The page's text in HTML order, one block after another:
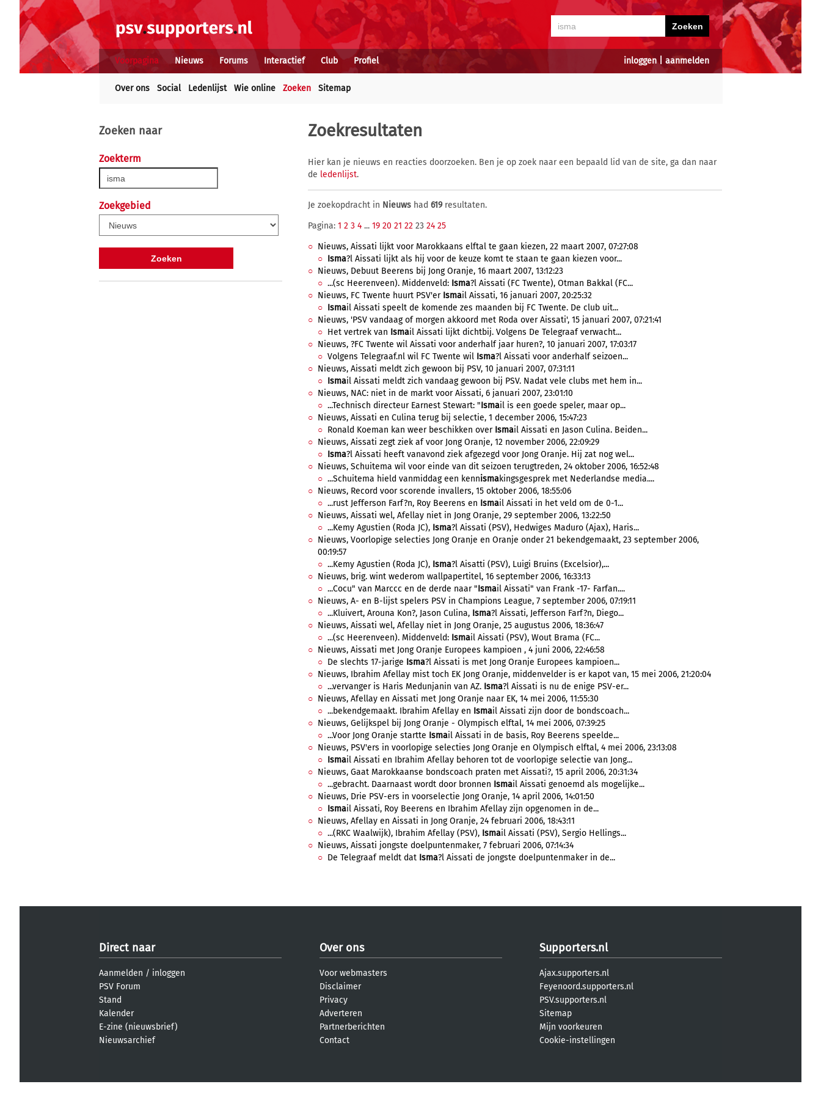
inloggen| aanmelden
Voorpagina Nieuws Forums Interactief Club Profiel
Over ons Social Ledenlijst Wie online Zoeken Sitemap
Zoeken naar
Zoekterm
Zoekgebied
Zoekresultaten
Hier kan je nieuws en reacties doorzoeken. Ben je op zoek naar een bepaald lid van de site, ga dan naar
de ledenlijst.
Je zoekopdracht in Nieuws had 619resultaten.
Pagina: 1 2 3 4 ... 19 20 21 22 23 24 25
Nieuws, Aissati lijkt voor Marokkaans elftal te gaan kiezen, 22 maart 2007, 07:27:08
Isma?l Aissati lijkt als hij voor de keuze komt te staan te gaan kiezen voor...
Nieuws, Debuut Beerens bij Jong Oranje, 16 maart 2007, 13:12:23
...(sc Heerenveen). Middenveld: Isma?l Aissati (FC Twente), Otman Bakkal (FC...
Nieuws, FC Twente huurt PSV'er Ismail Aissati, 16 januari 2007, 20:25:32
Ismail Aissati speelt de komende zes maanden bij FC Twente. De club uit...
Nieuws, 'PSV vandaag of morgen akkoord met Roda over Aissati', 15 januari 2007, 07:21:41
Het vertrek van Ismail Aissati lijkt dichtbij. Volgens De Telegraaf verwacht...
Nieuws, ?FC Twente wil Aissati voor anderhalf jaar huren?, 10 januari 2007, 17:03:17
Volgens Telegraaf.nl wil FC Twente wil Isma?l Aissati voor anderhalf seizoen...
Nieuws, Aissati meldt zich gewoon bij PSV, 10 januari 2007, 07:31:11
Ismail Aissati meldt zich vandaag gewoon bij PSV. Nadat vele clubs met hem in...
Nieuws, NAC: niet in de markt voor Aissati, 6 januari 2007, 23:01:10
...Technisch directeur Earnest Stewart: "Ismail is een goede speler, maar op...
Nieuws, Aissati en Culina terug bij selectie, 1 december 2006, 15:47:23
Ronald Koeman kan weer beschikken over Ismail Aissati en Jason Culina. Beiden...
Nieuws, Aissati zegt ziek af voor Jong Oranje, 12 november 2006, 22:09:29
Isma?l Aissati heeft vanavond ziek afgezegd voor Jong Oranje. Hij zat nog wel...
Nieuws, Schuitema wil voor einde van dit seizoen terugtreden, 24 oktober 2006, 16:52:48
...Schuitema hield vanmiddag een kennismakingsgesprek met Nederlandse media....
Nieuws, Record voor scorende invallers, 15 oktober 2006, 18:55:06
...rust Jefferson Farf?n, Roy Beerens en Ismail Aissati in het veld om de 0-1...
Nieuws, Aissati wel, Afellay niet in Jong Oranje, 29 september 2006, 13:22:50
...Kemy Agustien (Roda JC), Isma?l Aissati (PSV), Hedwiges Maduro (Ajax), Haris...
Nieuws, Voorlopige selecties Jong Oranje en Oranje onder 21 bekendgemaakt, 23 september 2006,
00:19:57
...Kemy Agustien (Roda JC), Isma?l Aisatti (PSV), Luigi Bruins (Excelsior),...
Nieuws, brig. wint wederom wallpapertitel, 16 september 2006, 16:33:13
...Cocu" van Marccc en de derde naar "Ismail Aissati" van Frank -17- Farfan....
Nieuws, A- en B-lijst spelers PSV in Champions League, 7 september 2006, 07:19:11
...Kluivert, Arouna Kon?, Jason Culina, Isma?l Aissati, Jefferson Farf?n, Diego...
Nieuws, Aissati wel, Afellay niet in Jong Oranje, 25 augustus 2006, 18:36:47
...(sc Heerenveen). Middenveld: Ismail Aissati (PSV), Wout Brama (FC...
Nieuws, Aissati met Jong Oranje Europees kampioen , 4 juni 2006, 22:46:58
De slechts 17-jarige Isma?l Aissati is met Jong Oranje Europees kampioen...
Nieuws, Ibrahim Afellay mist toch EK Jong Oranje, middenvelder is er kapot van, 15 mei 2006, 21:20:04
...vervanger is Haris Medunjanin van AZ. Isma?l Aissati is nu de enige PSV-er...
Nieuws, Afellay en Aissati met Jong Oranje naar EK, 14 mei 2006, 11:55:30
...bekendgemaakt. Ibrahim Afellay en Ismail Aissati zijn door de bondscoach...
Nieuws, Gelijkspel bij Jong Oranje - Olympisch elftal, 14 mei 2006, 07:39:25
...Voor Jong Oranje startte Ismail Aissati in de basis, Roy Beerens speelde...
Nieuws, PSV'ers in voorlopige selecties Jong Oranje en Olympisch elftal, 4 mei 2006, 23:13:08
Ismail Aissati en Ibrahim Afellay behoren tot de voorlopige selectie van Jong...
Nieuws, Gaat Marokkaanse bondscoach praten met Aissati?, 15 april 2006, 20:31:34
...gebracht. Daarnaast wordt door bronnen Ismail Aissati genoemd als mogelijke...
Nieuws, Drie PSV-ers in voorselectie Jong Oranje, 14 april 2006, 14:01:50
Ismail Aissati, Roy Beerens en Ibrahim Afellay zijn opgenomen in de...
Nieuws, Afellay en Aissati in Jong Oranje, 24 februari 2006, 18:43:11
...(RKC Waalwijk), Ibrahim Afellay (PSV), Ismail Aissati (PSV), Sergio Hellings...
Nieuws, Aissati jongste doelpuntenmaker, 7 februari 2006, 07:14:34
De Telegraaf meldt dat Isma?l Aissati de jongste doelpuntenmaker in de...
Direct naar
Aanmelden / inloggen
PSV Forum
Stand
Kalender
E-zine (nieuwsbrief)
Nieuwsarchief
Over ons
Voor webmasters
Disclaimer
Privacy
Adverteren
Partnerberichten
Contact
Supporters.nl
Ajax.supporters.nl
Feyenoord.supporters.nl
PSV.supporters.nl
Sitemap
Mijn voorkeuren
Cookie-instellingen